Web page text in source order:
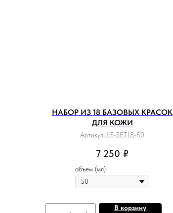
НАБОР ИЗ 18 БАЗОВЫХ КРАСОК
ДЛЯ КОЖИ
Артикул: LS-SET18-50
7 250 ₽
объем (мл)
В корзину